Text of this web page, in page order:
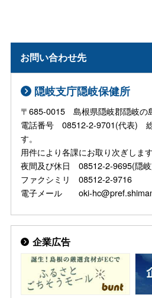
お問い合わせ先
隠岐支庁隠岐保健所
〒685-0015 島根県隠岐郡隠岐の
電話番号 08512-2-9701(代表) 総
す。
用件により各課にお取り次ぎします
夜間及び休日 08512-2-9695(隠
ファクシミリ 08512-2-9716
電子メール oki-
企業広告